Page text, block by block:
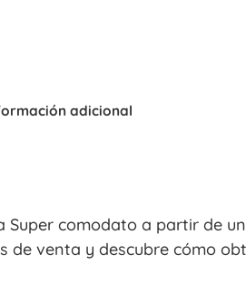
adicional
Super comodato a partir de
de venta y descubre cómo